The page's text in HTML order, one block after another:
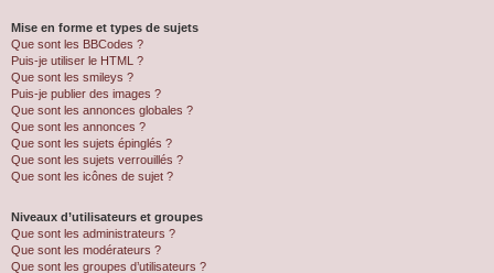
Mise en forme et types de sujets
Que sont les BBCodes ?
Puis-je utiliser le HTML ?
Que sont les smileys ?
Puis-je publier des images ?
Que sont les annonces globales ?
Que sont les annonces ?
Que sont les sujets épinglés ?
Que sont les sujets verrouillés ?
Que sont les icônes de sujet ?
Niveaux d’utilisateurs et groupes
Que sont les administrateurs ?
Que sont les modérateurs ?
Que sont les groupes d’utilisateurs ?